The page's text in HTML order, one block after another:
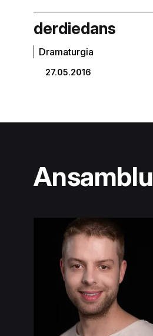
derdiedans
Dramaturgia
27.05.2016
Ansamblu